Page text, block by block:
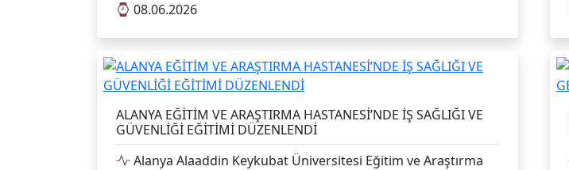
08.06.2026
ALANYA EĞİTİM VE ARAŞTIRMA HASTANESİ’NDE İŞ SAĞLIĞI VE
GÜVENLİĞİ EĞİTİMİ DÜZENLENDİ
Alanya Alaaddin Keykubat Üniversitesi Eğitim ve Araştırma